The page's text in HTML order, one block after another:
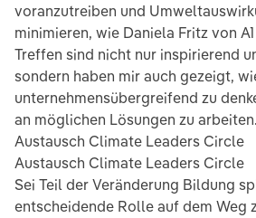
voranzutreiben und
minimieren, wie Daniela Fritz von
Treffen sind nicht nur inspirierend
sondern haben mir auch gezeigt,
unternehmensübergreifend zu
an möglichen Lösungen zu
Austausch Climate Leaders Circle
Austausch Climate Leaders Circle
Sei Teil der Veränderung Bildung
entscheidende Rolle auf dem Weg